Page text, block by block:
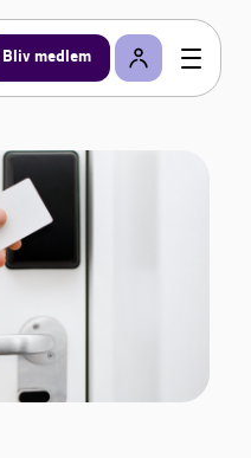
Bliv medlem